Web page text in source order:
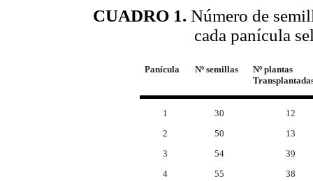
CUADRO 1. Número de
cada panícula
Panícula Nº semillas
Nº plantas
1
2
3
4
30
50
54
55
12
13
39
38